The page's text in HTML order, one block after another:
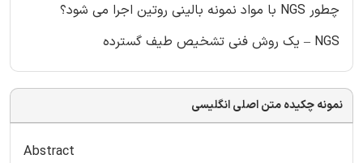
چطور NGS با مواد نمونه بالینی روتین اجرا می شود؟
NGS – یک روش فنی تشخیص طیف گسترده
نمونه چکیده متن اصلی انگلیسی
Abstract